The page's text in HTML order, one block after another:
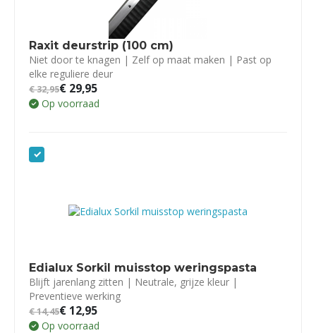
Raxit deurstrip (100 cm)
Niet door te knagen | Zelf op maat maken | Past op
elke reguliere deur
€32,95€ 29,95
Op voorraad
Edialux Sorkil muisstop weringspasta
Blijft jarenlang zitten | Neutrale, grijze kleur |
Preventieve werking
€14,45€ 12,95
Op voorraad